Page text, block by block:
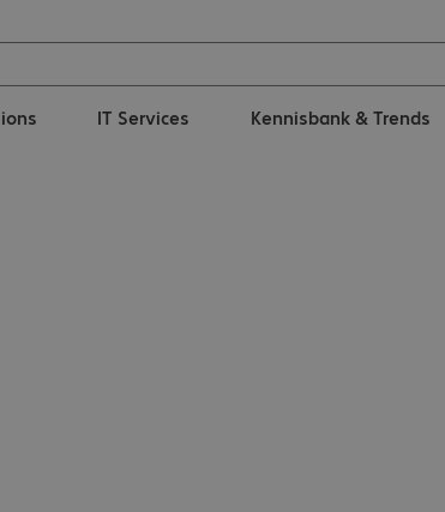
IT Services Kennisbank & Trends